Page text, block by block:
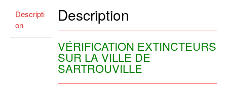
Descripti
on
Description
VÉRIFICATION EXTINCTEURS
SUR LA VILLE DE
SARTROUVILLE